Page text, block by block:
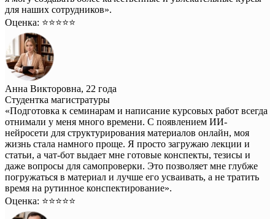
для наших сотрудников».
Оценка: ⭐️⭐️⭐️⭐️⭐️
Анна Викторовна, 22 года
Студентка магистратуры
«Подготовка к семинарам и написание курсовых работ всегда
отнимали у меня много времени. С появлением ИИ-
нейросети для структурирования материалов онлайн, моя
жизнь стала намного проще. Я просто загружаю лекции и
статьи, а чат-бот выдает мне готовые конспекты, тезисы и
даже вопросы для самопроверки. Это позволяет мне глубже
погружаться в материал и лучше его усваивать, а не тратить
время на рутинное конспектирование».
Оценка: ⭐️⭐️⭐️⭐️⭐️